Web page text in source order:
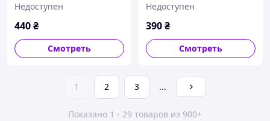
Недоступен
440₴
Смотреть
Недоступен
390₴
Смотреть
1 2 3 ...
Показано 1 - 29 товаров из 900+